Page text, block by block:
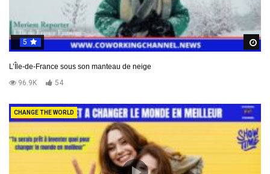
5
L’Île-de-France sous son manteau de neige
96.9K
54
CHANGE THE WORLD